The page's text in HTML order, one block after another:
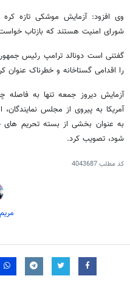
وی افزود: آزمایش موشکی تازه
شورای امنیت هستند که بازتاب
گفتنی است دونالد ترامپ رئیس
را اقدامی گستاخانه و خطرناک عنوان
آزمایش دیروز جمعه تنها به
آمریکا به پیروی از مجلس
به عنوان بخشی از بسته تحریم
شود، تصویب کرد.
کد مطلب4043687